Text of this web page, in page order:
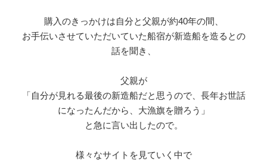
購入のきっかけは自分と父親が約40年の間、
お手伝いさせていただいていた船宿が新造船を造るとの
話を聞き、
父親が
「自分が見れる最後の新造船だと思うので、長年お世話
になったんだから、大漁旗を贈ろう」
と急に言い出したので。
様々なサイトを見ていく中で